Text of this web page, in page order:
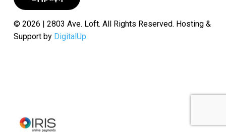
© 2026 | 2803 Ave. Loft. All Rights Reserved. Hosting &
Support by DigitalUp